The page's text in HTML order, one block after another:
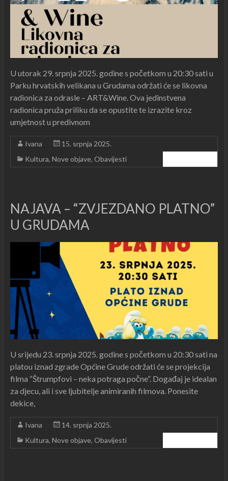
U utorak 29. srpnja 2025. godine s početkom u 20:30 sati u
Parku hrvatskih velikana u Grudama održati će se likovna
radionica za odrasle – ART&Wine. Ova jedinstvena
radionica pruža priliku da se opustite te izrazite kroz
umjetnost u predivnom
Ivana
15. srpnja 2025.
Kultura, Nove objave, Obavijesti
NAJAVA – “ZVJEZDANO PLATNO”
U GRUDAMA
U srijedu 23. srpnja 2025. godine s početkom u 20:30 sati na
platou iznad zgrade Općine Grude održati će se projekcija
filma “Štrumpfovi – neka potraga počne”. Događaj je idealan
za djecu, ali i sve ljubitelje animiranih filmova. Ponesite
dekice,
Ivana
14. srpnja 2025.
Kultura, Nove objave, Obavijesti